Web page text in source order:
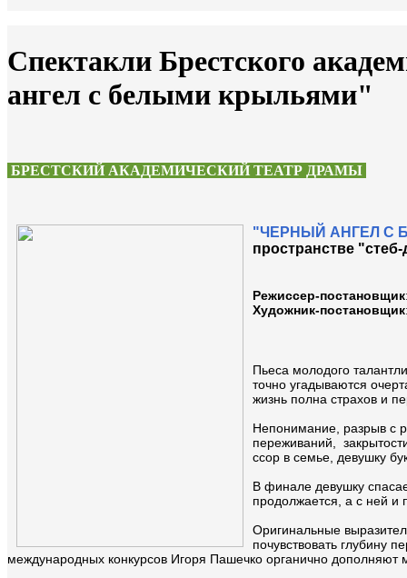
Спектакли Брестского
ангел с белыми крыльями"
БРЕСТСКИЙ АКАДЕМИЧЕСКИЙ ТЕАТР ДРАМЫ
"ЧЕРНЫЙ АНГЕЛ С
пространстве
Режиссер-постановщик
Художник-постановщик
Пьеса молодого
точно угадываются
жизнь полна страхов и
Непонимание, разрыв с
переживаний,
ссор в семье, девушку
В финале девушку
продолжается, а с ней
Оригинальные
почувствовать глубину
международных конкурсов Игоря Пашечко органично дополняют